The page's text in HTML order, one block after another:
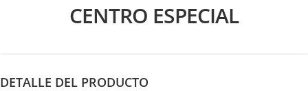
CENTRO ESPECIAL
DETALLE DEL PRODUCTO